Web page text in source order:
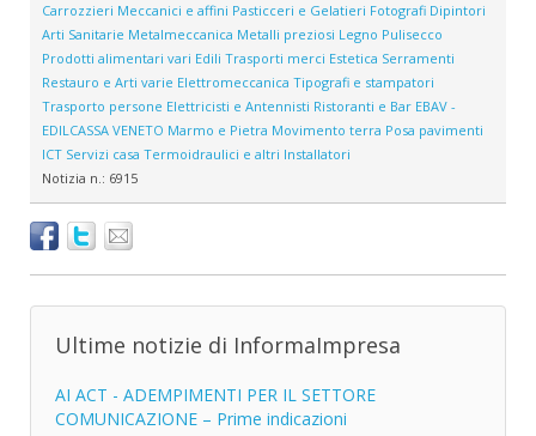
Carrozzieri Meccanici e affini Pasticceri e Gelatieri Fotografi Dipintori
Arti Sanitarie Metalmeccanica Metalli preziosi Legno Pulisecco
Prodotti alimentari vari Edili Trasporti merci Estetica Serramenti
Restauro e Arti varie Elettromeccanica Tipografi e stampatori
Trasporto persone Elettricisti e Antennisti Ristoranti e Bar EBAV -
EDILCASSA VENETO Marmo e Pietra Movimento terra Posa pavimenti
ICT Servizi casa Termoidraulici e altri Installatori
Notizia n.: 6915
Ultime notizie di InformaImpresa
AI ACT - ADEMPIMENTI PER IL SETTORE
COMUNICAZIONE – Prime indicazioni